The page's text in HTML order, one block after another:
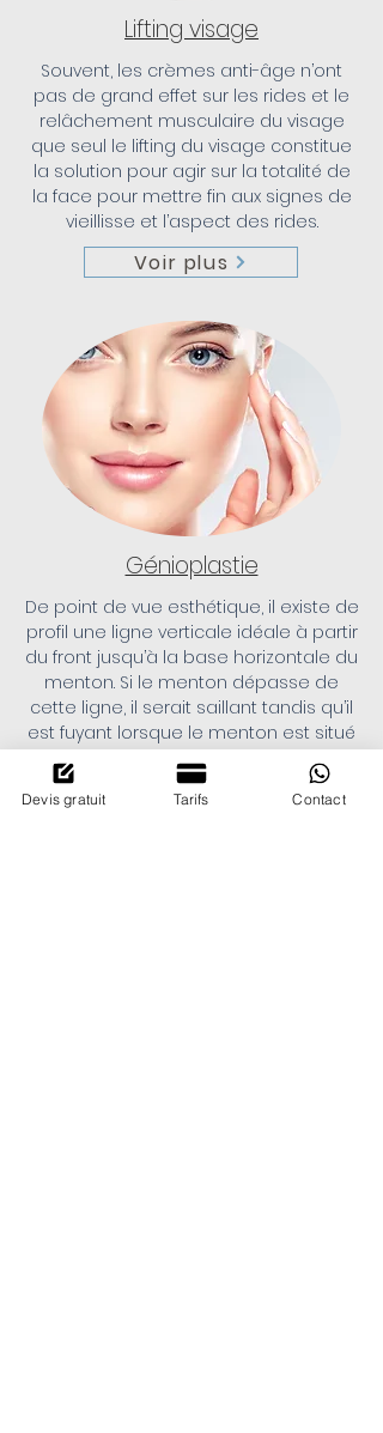
Lifting visage
Souvent, les crèmes anti-âge n’ont
pas de grand effet sur les rides et le
relâchement musculaire du visage
que seul le lifting du visage constitue
la solution pour agir sur la totalité de
la face pour mettre fin aux signes de
vieillisse et l’aspect des rides.
Voir plus
Génioplastie
De point de vue esthétique, il existe de
profil une ligne verticale idéale à partir
du front jusqu’à la base horizontale du
menton. Si le menton dépasse de
cette ligne, il serait saillant tandis qu’il
est fuyant lorsque le menton est situé
à l’arrière de cette ligne.
Voir plus
Devis gratuit Tarifs Contact